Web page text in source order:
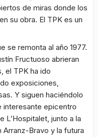
de miras donde los
su obra. El TPK es un
se remonta al año 1977.
Fructuoso abrieran
el TPK ha ido
exposiciones,
Y siguen haciéndolo
interesante epicentro
L’Hospitalet, junto a la
Arranz-Bravo y la futura